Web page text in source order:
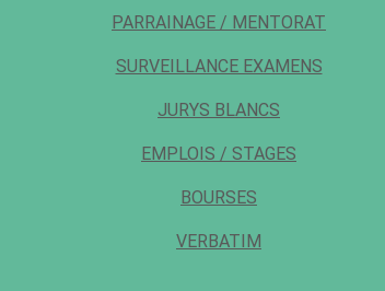
PARRAINAGE / MENTORAT
SURVEILLANCE EXAMENS
JURYS BLANCS
EMPLOIS / STAGES
BOURSES
VERBATIM